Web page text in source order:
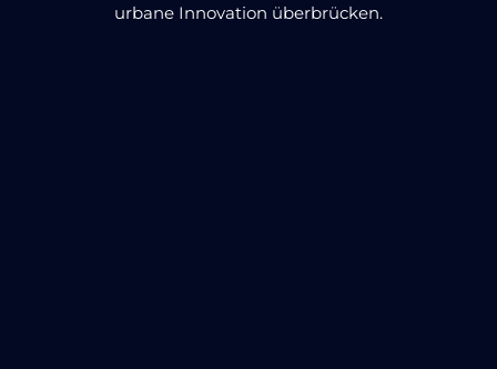
urbane Innovation überbrücken.